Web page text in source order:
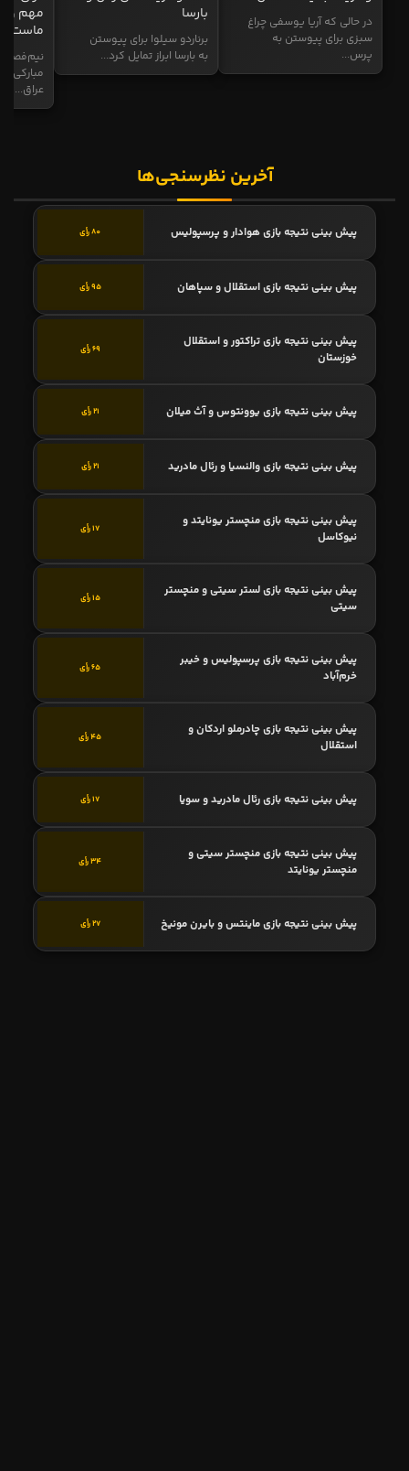
در حالی که آریا یوسفی چراغ
سبزی برای پیوستن به
پرس...
بارسا
برناردو سیلوا برای پیوستن
به بارسا ابراز تمایل کرد...
مهم و
ماست
نیم‌فصل
مبارکی
عراق...
آخرین نظرسنجی‌ها
پیش بینی نتیجه بازی هوادار و پرسپولیس 80 رأی
پیش بینی نتیجه بازی استقلال و سپاهان 95 رأی
پیش بینی نتیجه بازی تراکتور و استقلال
خوزستان
69 رأی
پیش بینی نتیجه بازی یوونتوس و آث میلان 21 رأی
پیش بینی نتیجه بازی والنسیا و رئال مادرید 21 رأی
پیش بینی نتیجه بازی منچستر یونایتد و
نیوکاسل
17 رأی
پیش بینی نتیجه بازی لستر سیتی و منچستر
سیتی
15 رأی
پیش بینی نتیجه بازی پرسپولیس و خیبر
خرم‌آباد
65 رأی
پیش بینی نتیجه بازی چادرملو اردکان و
استقلال
45 رأی
پیش بینی نتیجه بازی رئال مادرید و سویا 17 رأی
پیش بینی نتیجه بازی منچستر سیتی و
منچستر یونایتد
34 رأی
پیش بینی نتیجه بازی ماینتس و بایرن مونیخ 27 رأی